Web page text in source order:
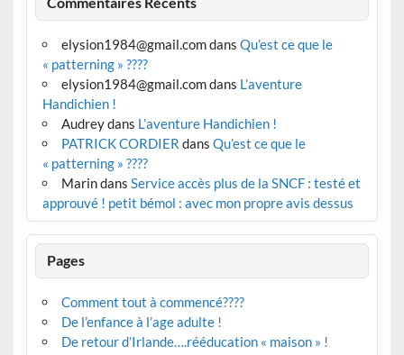
elysion1984@gmail.comdans Qu’est ce que le
« patterning » ????
elysion1984@gmail.comdans L’aventure
Handichien !
Audreydans L’aventure Handichien !
PATRICK CORDIER dans Qu’est ce que le
« patterning » ????
Marindans Service accès plus de la SNCF : testé et
approuvé ! petit bémol : avec mon propre avis dessus
Pages
Comment tout à commencé????
De l’enfance à l’age adulte !
De retour d’Irlande….rééducation « maison » !